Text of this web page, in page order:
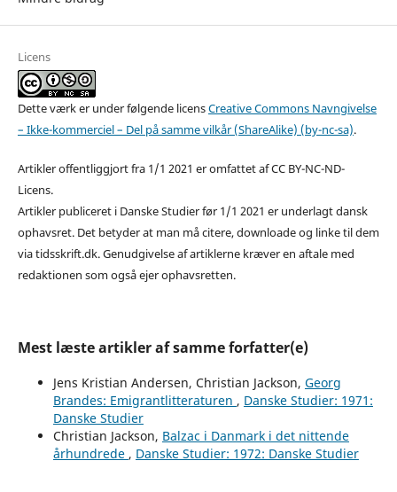
Licens
Dette værk er under følgende licensCreative Commons Navngivelse
– Ikke-kommerciel – Del på samme vilkår (ShareAlike) (by-nc-sa).
Artikler offentliggjort fra 1/1 2021 er omfattet af CC BY-NC-ND-
Licens.
Artikler publiceret i Danske Studier før 1/1 2021 er underlagt dansk
ophavsret. Det betyder at man må citere, downloade og linke til dem
via tidsskrift.dk. Genudgivelse af artiklerne kræver en aftale med
redaktionen som også ejer ophavsretten.
Mest læste artikler af samme forfatter(e)
Jens Kristian Andersen, Christian Jackson, Georg
Brandes: Emigrantlitteraturen , Danske Studier: 1971:
Danske Studier
Christian Jackson, Balzac i Danmark i det nittende
århundrede , Danske Studier: 1972: Danske Studier